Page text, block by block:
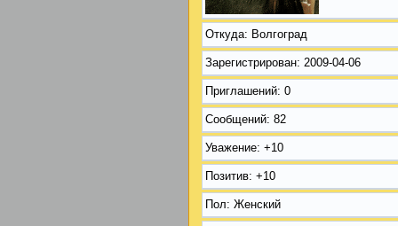
Откуда: Волгоград
Зарегистрирован: 2009-04-06
Приглашений: 0
Сообщений: 82
Уважение: +10
Позитив: +10
Пол: Женский